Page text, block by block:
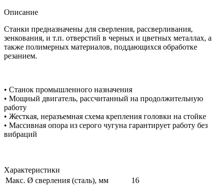
Описание
Станки предназначены для сверления, рассверливания,
зенкования, и т.п. отверстий в черных и цветных металлах, а
также полимерных материалов, поддающихся обработке
резанием.
• Станок промышленного назначения
• Мощный двигатель, рассчитанный на продолжительную
работу
• Жесткая, неразъемная схема крепления головки на стойке
• Массивная опора из серого чугуна гарантирует работу без
вибраций
Характеристики
Макс. Ø сверления (сталь), мм
16